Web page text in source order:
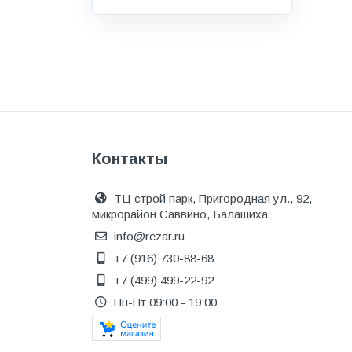
ДПК
Дренажные системы
Запорная арматура и
регулирующая
Изоляция
Инженерная сантехника
Инженерная сантехника и
инструменты
Контакты
ТЦ строй парк, Пригородная ул., 92,
микрорайон Саввино, Балашиха
info@rezar.ru
+7 (916) 730-88-68
+7 (499) 499-22-92
Пн-Пт 09:00 - 19:00